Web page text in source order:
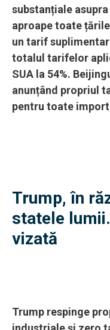
substanțiale
aproape toate
un tarif
totalul tarifelor
SUA la 54%.
anunțând propriul
pentru toate
Trump, în
statele
vizată
Trump respinge